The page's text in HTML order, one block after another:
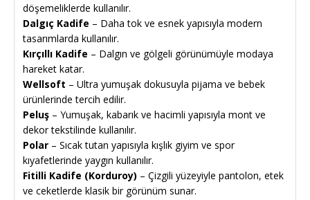
döşemeliklerde kullanılır.
Dalgıç Kadife – Daha tok ve esnek yapısıyla modern
tasarımlarda kullanılır.
Kırçıllı Kadife – Dalgın ve gölgeli görünümüyle modaya
hareket katar.
Wellsoft – Ultra yumuşak dokusuyla pijama ve bebek
ürünlerinde tercih edilir.
Peluş – Yumuşak, kabarık ve hacimli yapısıyla mont ve
dekor tekstilinde kullanılır.
Polar – Sıcak tutan yapısıyla kışlık giyim ve spor
kıyafetlerinde yaygın kullanılır.
Fitilli Kadife (Korduroy) – Çizgili yüzeyiyle pantolon, etek
ve ceketlerde klasik bir görünüm sunar.